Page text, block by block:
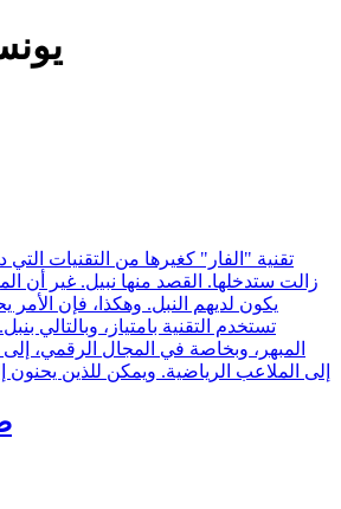
تقنية "الفار" كغيرها من التقنيات
زالت ستدخلها. القصد منها نبيل. غير أن
يكون لديهم النبل. وهكذا، فإن
تستخدم التقنية بامتياز، وبالتالي
المبهر، وبخاصة في المجال الرقمي، إلى
إلى الملاعب الرياضية. ويمكن للذين